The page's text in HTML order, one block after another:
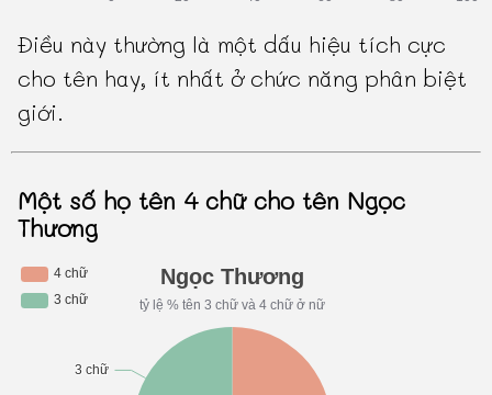
Điều này thường là một dấu hiệu tích cực
cho tên hay, ít nhất ở chức năng phân biệt
giới.
Một số họ tên 4 chữ cho tên Ngọc
Thương